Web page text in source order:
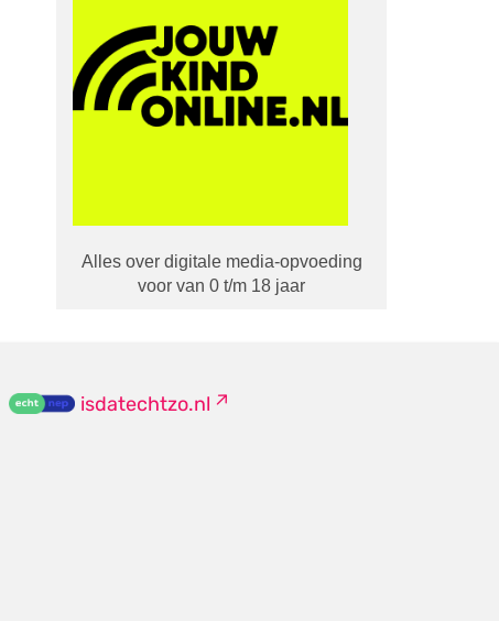
Alles over digitale media-opvoeding
voor van 0 t/m 18 jaar
isdatechtzo.nl